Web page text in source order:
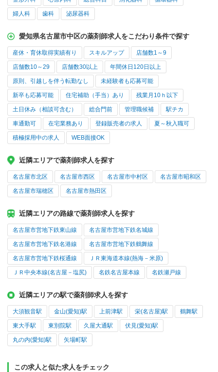
婦人科 歯科 泌尿器科
愛知県名古屋市中区の薬剤師求人をこだわり条件で探す
産休・育休取得実績有り スキルアップ 店舗数1～9
店舗数10～29 店舗数30以上 年間休日120日以上
原則、引越しを伴う転勤なし 未経験者も応募可能
新卒も応募可能 住宅補助（手当）あり 残業月10ｈ以下
土日休み（相談可含む） 総合門前 管理職候補 駅チカ
車通勤可 在宅業務あり 登録販売者の求人 夏～秋入職可
積極採用中の求人 WEB面接OK
近隣エリアで薬剤師求人を探す
名古屋市北区 名古屋市西区 名古屋市中村区 名古屋市昭和区
名古屋市瑞穂区 名古屋市熱田区
近隣エリアの路線で薬剤師求人を探す
名古屋市営地下鉄東山線 名古屋市営地下鉄名城線
名古屋市営地下鉄名港線 名古屋市営地下鉄鶴舞線
名古屋市営地下鉄桜通線 ＪＲ東海道本線(熱海－米原)
ＪＲ中央本線(名古屋－塩尻) 名鉄名古屋本線 名鉄瀬戸線
近隣エリアの駅で薬剤師求人を探す
大須観音駅 金山(愛知)駅 上前津駅 栄(名古屋)駅 鶴舞駅
東大手駅 東別院駅 久屋大通駅 伏見(愛知)駅
丸の内(愛知)駅 矢場町駅
この求人と似た求人をチェック